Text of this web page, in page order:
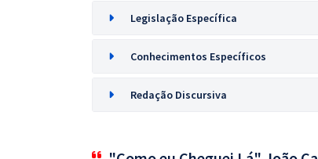
Legislação Específica
Conhecimentos Específicos
Redação Discursiva